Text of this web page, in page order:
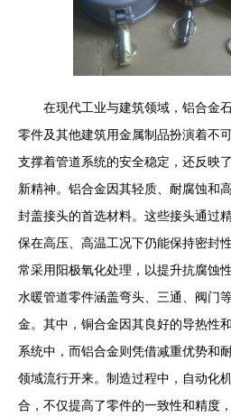
在现代工业与建筑领域，铝合金
零件及其他建筑用金属制品扮演着不
支撑着管道系统的安全稳定，还反映
新精神。铝合金因其轻质、耐腐蚀和
封盖接头的首选材料。这些接头通过
保在高压、高温工况下仍能保持密封
常采用阳极氧化处理，以提升抗腐蚀
水暖管道零件涵盖弯头、三通、阀门
金。其中，铜合金因其良好的导热性
系统中，而铝合金则凭借减重优势和
领域流行开来。制造过程中，自动化
合，不仅提高了零件的一致性和精度